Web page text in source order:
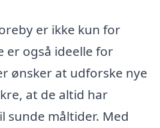
er ikke kun for
er også ideelle for
ønsker at udforske nye
at de altid har
sunde måltider. Med